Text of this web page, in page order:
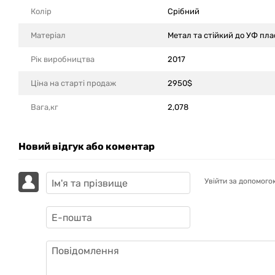
Колір Срібний
Матеріал Метал та стійкий до УФ
Рік виробництва 2017
Ціна на старті продаж 2950$
Вага,кг 2,078
Новий відгук або коментар
Увійти за